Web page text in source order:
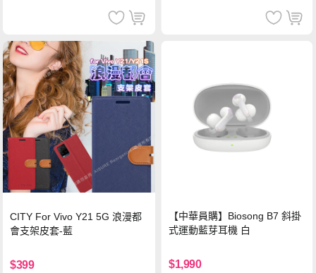
CITY For Vivo Y21 5G 浪漫都
會支架皮套-藍
$399
【中華員購】Biosong B7 斜掛
式運動藍芽耳機 白
$1,990